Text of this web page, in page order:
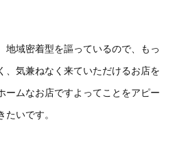
地域密着型を謳っているので、もっ
、気兼ねなく来ていただけるお店を
ームなお店ですよってことをアピー
いです。